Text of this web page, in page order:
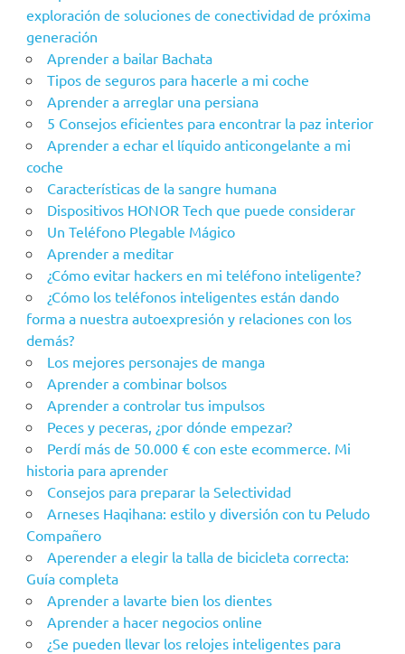
exploración de soluciones de conectividad de próxima
generación
Aprender a bailar Bachata
Tipos de seguros para hacerle a mi coche
Aprender a arreglar una persiana
5 Consejos eficientes para encontrar la paz interior
Aprender a echar el líquido anticongelante a mi
coche
Características de la sangre humana
Dispositivos HONOR Tech que puede considerar
Un Teléfono Plegable Mágico
Aprender a meditar
¿Cómo evitar hackers en mi teléfono inteligente?
¿Cómo los teléfonos inteligentes están dando
forma a nuestra autoexpresión y relaciones con los
demás?
Los mejores personajes de manga
Aprender a combinar bolsos
Aprender a controlar tus impulsos
Peces y peceras, ¿por dónde empezar?
Perdí más de 50.000 € con este ecommerce. Mi
historia para aprender
Consejos para preparar la Selectividad
Arneses Haqihana: estilo y diversión con tu Peludo
Compañero
Aperender a elegir la talla de bicicleta correcta:
Guía completa
Aprender a lavarte bien los dientes
Aprender a hacer negocios online
¿Se pueden llevar los relojes inteligentes para